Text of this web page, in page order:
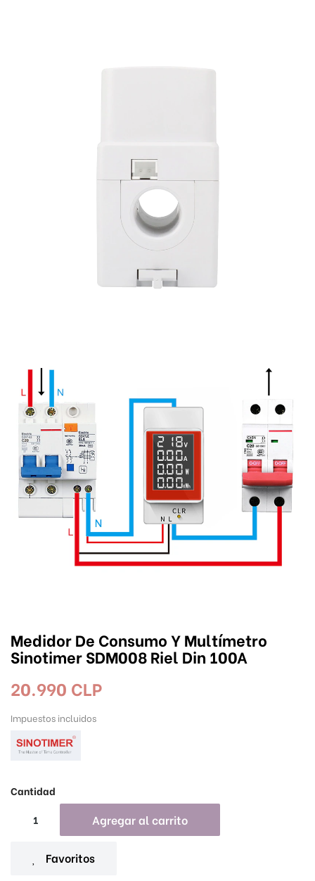
Medidor De Consumo Y Multímetro
Sinotimer SDM008 Riel Din 100A
20.990 CLP
Impuestos incluidos
Cantidad
Agregar al carrito
Favoritos